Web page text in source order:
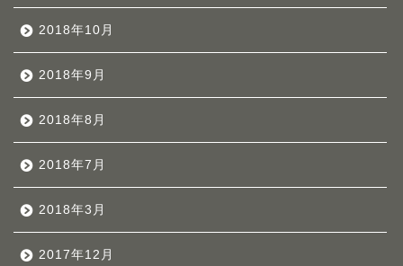
2018年10月
2018年9月
2018年8月
2018年7月
2018年3月
2017年12月